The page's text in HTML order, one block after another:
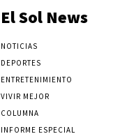
El Sol News
NOTICIAS
DEPORTES
ENTRETENIMIENTO
VIVIR MEJOR
COLUMNA
INFORME ESPECIAL